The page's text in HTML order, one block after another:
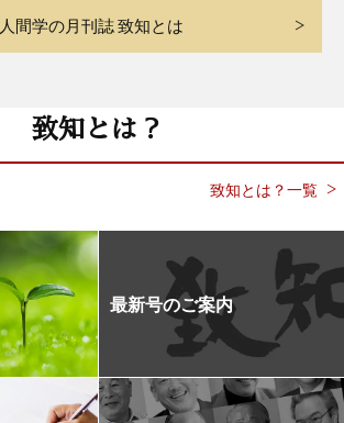
人間学の月刊誌 致知とは
致知とは？
致知とは？一覧
最新号のご案内